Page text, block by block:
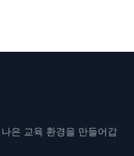
은 교육 환경을 만들어갑